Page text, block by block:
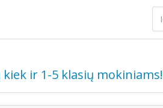
ir 1-5 klasių mokiniams!